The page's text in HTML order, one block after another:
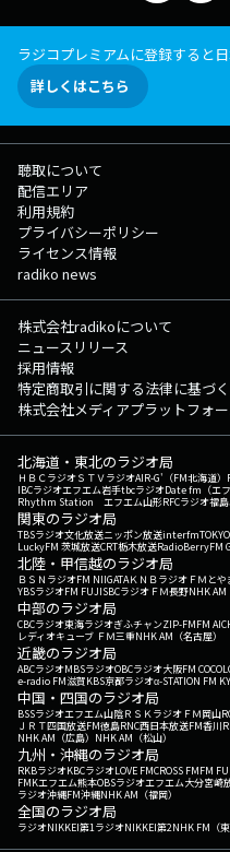
ラジコプレミアムに登録すると
詳しくはこちら
聴取について
配信エリア
利用規約
プライバシーポリシー
ライセンス情報
radiko news
株式会社radikoについて
ニュースリリース
採用情報
特定商取引に関する法律に基づ
株式会社メディアプラットフォ
北海道・東北のラジオ局
ＨＢＣラジオＳＴＶラジオAIR-G'（FM北海道）
IBCラジオエフエム岩手tbcラジオDate fm（エフ
Rhythm Station エフエム山形RFCラジオ福島
関東のラジオ局
TBSラジオ文化放送ニッポン放送interfm
LuckyFM 茨城放送CRT栃木放送RadioBerryFM
北陸・甲信越のラジオ局
ＢＳＮラジオFM NIIGATAＫＮＢラジオ ＦＭとや
YBSラジオFM FUJISBCラジオ ＦＭ長野NHK AM
中部のラジオ局
CBCラジオ東海ラジオぎふチャンZIP-FMFM
レディオキューブ ＦＭ三重NHK AM（名古屋）
近畿のラジオ局
ABCラジオMBSラジオOBCラジオ大阪FM
e-radio FM滋賀KBS京都ラジオα-STATION FM
中国・四国のラジオ局
BSSラジオエフエム山陰ＲＳＫラジオ ＦＭ岡山
ＪＲＴ四国放送FM徳島RNC西日本放送FM香川
NHK AM（広島） NHK AM（松山）
九州・沖縄のラジオ局
RKBラジオKBCラジオLOVE FMCROSS FMFM
FMKエフエム熊本OBSラジオエフエム大分宮崎
ラジオ沖縄FM沖縄NHK AM（福岡）
全国のラジオ局
ラジオNIKKEI第1ラジオNIKKEI第2NHK FM（東